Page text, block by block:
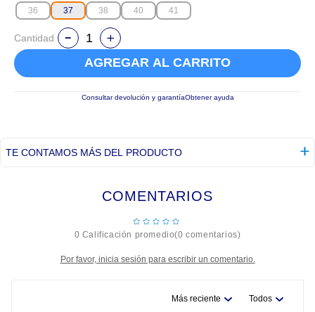
36 37 38 40 41
Cantidad
AGREGAR AL CARRITO
Consultar devolución y garantíaObtener ayuda
TE CONTAMOS MÁS DEL PRODUCTO
COMENTARIOS
☆☆☆☆
☆
0 Calificación promedio(0 comentarios)
Por favor, inicia sesión para escribir un comentario.
Más reciente Todos